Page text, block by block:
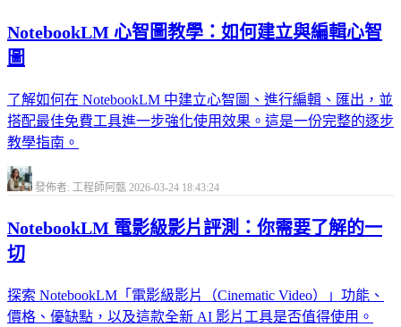
NotebookLM 心智圖教學：如何建立與編輯心智
圖
了解如何在 NotebookLM 中建立心智圖、進行編輯、匯出，並
搭配最佳免費工具進一步強化使用效果。這是一份完整的逐步
教學指南。
發佈者: 工程師阿甄 2026-03-24 18:43:24
NotebookLM 電影級影片評測：你需要了解的一
切
探索 NotebookLM「電影級影片（Cinematic Video）」功能、
價格、優缺點，以及這款全新 AI 影片工具是否值得使用。